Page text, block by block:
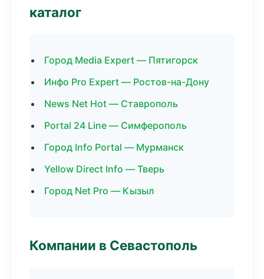
каталог
Город Media Expert — Пятигорск
Инфо Pro Expert — Ростов-на-Дону
News Net Hot — Ставрополь
Portal 24 Line — Симферополь
Город Info Portal — Мурманск
Yellow Direct Info — Тверь
Город Net Pro — Кызыл
Компании в Севастополь